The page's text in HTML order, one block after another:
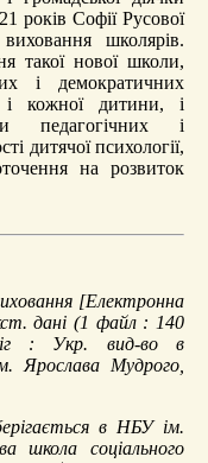
років Софії Русової
школярів.
такої нової школи,
і демократичних
і кожної дитини, і
педагогічних і
дитячої психології,
на розвиток
[Електронна
дані (1 файл : 140
: Укр. вид-во в
Ярослава Мудрого,
в НБУ ім.
школа соціального